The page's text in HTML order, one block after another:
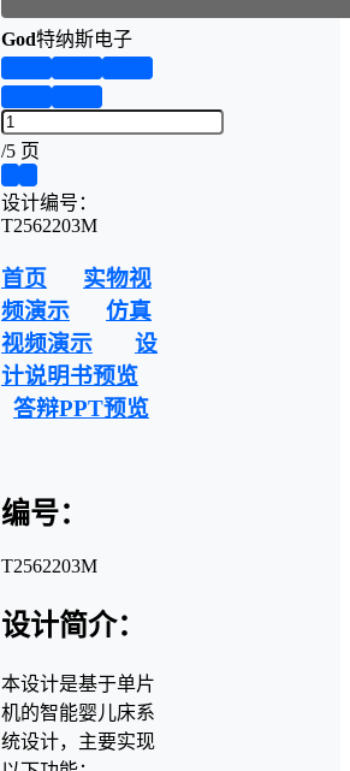
God特纳斯电子
/5 页
设计编号：
T2562203M
首页
实物视
频演示
仿真
视频演示
设
计说明书预览
答辩PPT预览
编号：
T2562203M
设计简介：
本设计是基于单片
机的智能婴儿床系
统设计，主要实现